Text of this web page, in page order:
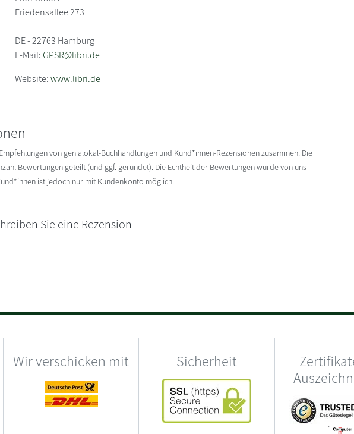
Friedensallee 273
DE - 22763 Hamburg
E-Mail:GPSR@libri.de
Website:www.libri.de
von genialokal-Buchhandlungen und Kund*innen-Rezensionen zusammen. Die
Bewertungen geteilt (und ggf. gerundet). Die Echtheit der Bewertungen wurde von uns
ist jedoch nur mit Kundenkonto möglich.
Sie eine Rezension
Wir verschicken mit Sicherheit